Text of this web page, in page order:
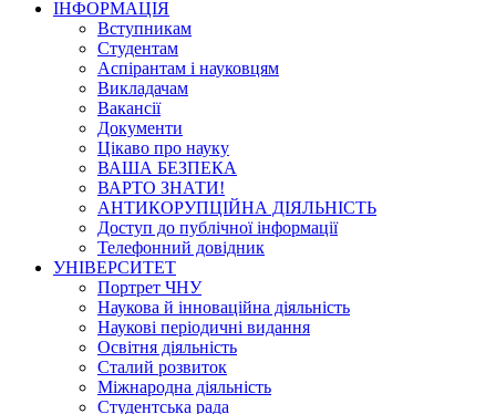
ІНФОРМАЦІЯ
Вступникам
Студентам
Аспірантам і науковцям
Викладачам
Вакансії
Документи
Цікаво про науку
ВАША БЕЗПЕКА
ВАРТО ЗНАТИ!
АНТИКОРУПЦІЙНА ДІЯЛЬНІСТЬ
Доступ до публічної інформації
Телефонний довідник
УНІВЕРСИТЕТ
Портрет ЧНУ
Наукова й інноваційна діяльність
Наукові періодичні видання
Освітня діяльність
Сталий розвиток
Міжнародна діяльність
Студентська рада